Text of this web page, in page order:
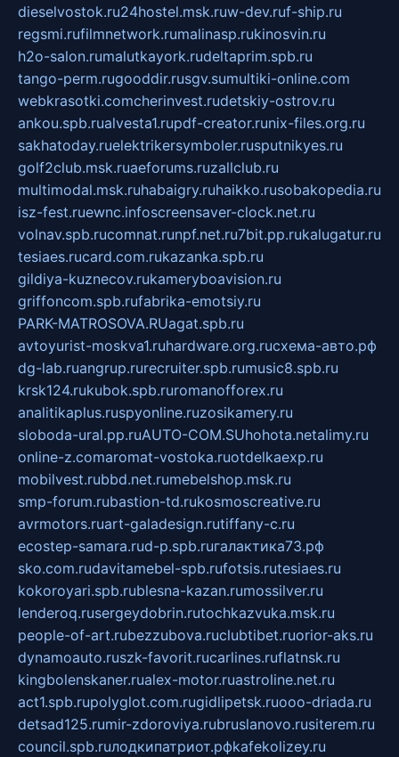
dieselvostok.ru24hostel.msk.ruw-dev.ruf-ship.ru
regsmi.rufilmnetwork.rumalinasp.rukinosvin.ru
h2o-salon.rumalutkayork.rudeltaprim.spb.ru
tango-perm.rugooddir.rusgv.sumultiki-online.com
webkrasotki.comcherinvest.rudetskiy-ostrov.ru
ankou.spb.rualvesta1.rupdf-creator.runix-files.org.ru
sakhatoday.ruelektrikersymboler.rusputnikyes.ru
golf2club.msk.ruaeforums.ruzallclub.ru
multimodal.msk.ruhabaigry.ruhaikko.rusobakopedia.ru
isz-fest.ruewnc.infoscreensaver-clock.net.ru
volnav.spb.rucomnat.runpf.net.ru7bit.pp.rukalugatur.ru
tesiaes.rucard.com.rukazanka.spb.ru
gildiya-kuznecov.rukameryboavision.ru
griffoncom.spb.rufabrika-emotsiy.ru
PARK-MATROSOVA.RUagat.spb.ru
avtoyurist-moskva1.ruhardware.org.ruсхема-авто.рф
dg-lab.ruangrup.rurecruiter.spb.rumusic8.spb.ru
krsk124.rukubok.spb.ruromanofforex.ru
analitikaplus.ruspyonline.ruzosikamery.ru
sloboda-ural.pp.ruAUTO-COM.SUhohota.netalimy.ru
online-z.comaromat-vostoka.ruotdelkaexp.ru
mobilvest.rubbd.net.rumebelshop.msk.ru
smp-forum.rubastion-td.rukosmoscreative.ru
avrmotors.ruart-galadesign.rutiffany-c.ru
ecostep-samara.rud-p.spb.ruгалактика73.рф
sko.com.rudavitamebel-spb.rufotsis.rutesiaes.ru
kokoroyari.spb.rublesna-kazan.rumossilver.ru
lenderoq.rusergeydobrin.rutochkazvuka.msk.ru
people-of-art.rubezzubova.ruclubtibet.ruorior-aks.ru
dynamoauto.ruszk-favorit.rucarlines.ruflatnsk.ru
kingbolenskaner.rualex-motor.ruastroline.net.ru
act1.spb.rupolyglot.com.rugidlipetsk.ruooo-driada.ru
detsad125.rumir-zdoroviya.rubruslanovo.rusiterem.ru
council.spb.ruлодкипатриот.рфkafekolizey.ru